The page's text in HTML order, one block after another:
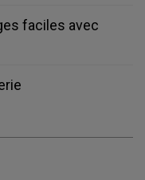
faciles avec